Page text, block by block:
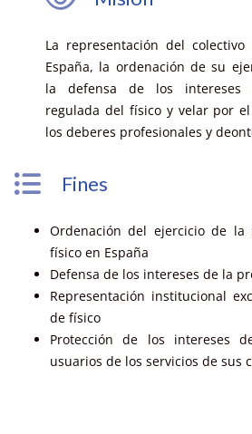
La representación del
España, la ordenación de su
la defensa de los intereses
regulada del físico y velar por
los deberes profesionales y
Fines
Ordenación del ejercicio de la
físico en España
Defensa de los intereses de la
Representación institucional
de físico
Protección de los intereses
usuarios de los servicios de sus